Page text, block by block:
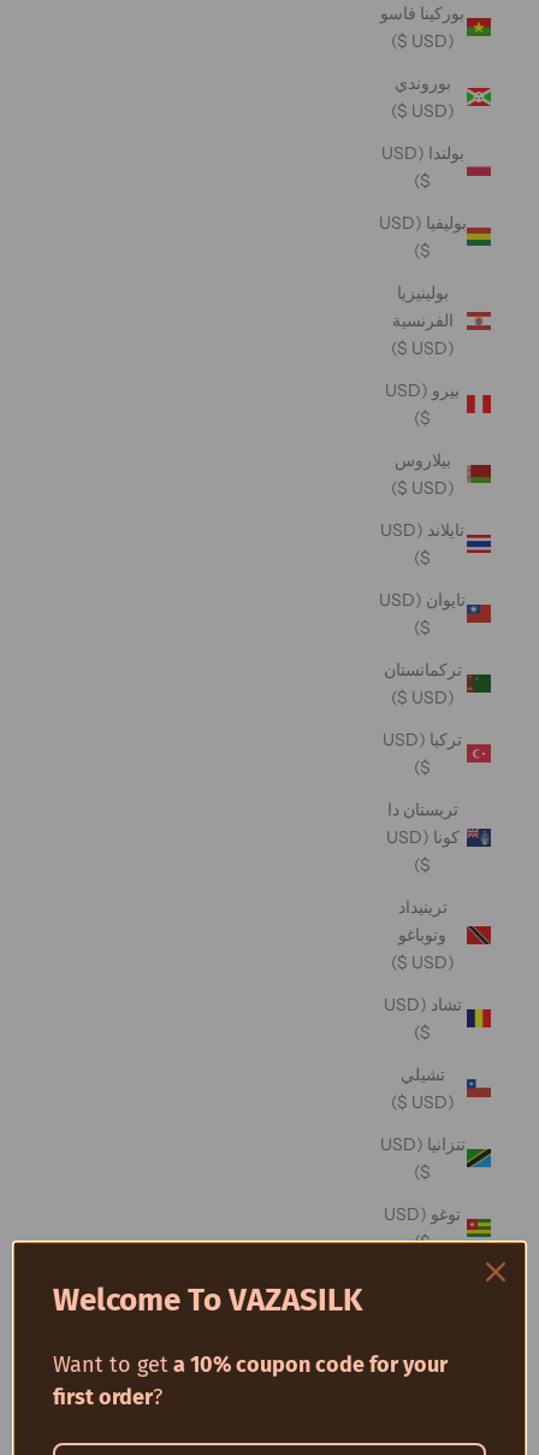
بوركينا فاسو
(USD $)
بوروندي
(USD $)
بولندا (USD
$)
بوليفيا (USD
$)
بولينيزيا
الفرنسية
(USD $)
بيرو (USD
$)
بيلاروس
(USD $)
تايلاند (USD
$)
تايوان (USD
$)
تركمانستان
(USD $)
تركيا (USD
$)
تريستان دا
كونا (USD
$)
ترينيداد
وتوباغو
(USD $)
تشاد (USD
$)
تشيلي
(USD $)
تنزانيا (USD
$)
توغو (USD
$)
توكيلو (USD
Welcome To VAZASILK
Want to geta 10% coupon code for your
first order?